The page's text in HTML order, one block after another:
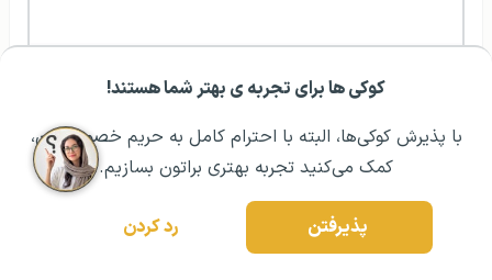
کوکی ها برای تجربه ی بهتر شما هستند!
با پذیرش کوکی‌ها، البته با احترام کامل به حریم خصوصیتون،
کمک می‌کنید تجربه بهتری براتون بسازیم.
پذیرفتن رد کردن
مشــاوره اولیه رایگان: ۰۲۱ ۴۳۰۰۰ ۰۲۱ رزرو مشاوره تخصصی دوره کارشناسی ۴۰۰۰-۴۵۰۰-۵۰۰۰
تکنیکال استانبول